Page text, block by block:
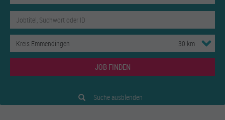
JOB FINDEN
Suche ausblenden